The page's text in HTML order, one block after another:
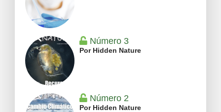
Número 3
Por Hidden Nature
Número 2
Por Hidden Nature